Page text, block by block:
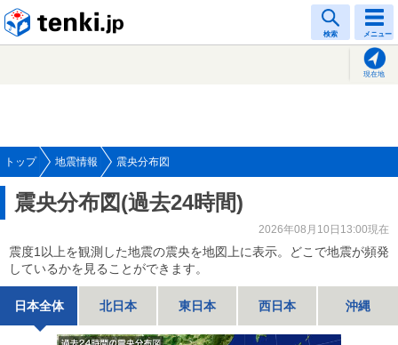
検索 メニュー
現在地
トップ 地震情報 震央分布図
震央分布図(過去24時間)
2026年08月10日13:00現在
震度1以上を観測した地震の震央を地図上に表示。どこで地震が頻発
しているかを見ることができます。
日本全体 北日本 東日本 西日本 沖縄